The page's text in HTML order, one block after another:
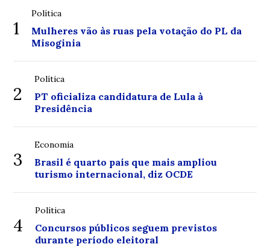
1
Política
Mulheres vão às ruas pela votação do PL da
Misoginia
2
Política
PT oficializa candidatura de Lula à
Presidência
3
Economia
Brasil é quarto país que mais ampliou
turismo internacional, diz OCDE
4
Política
Concursos públicos seguem previstos
durante período eleitoral